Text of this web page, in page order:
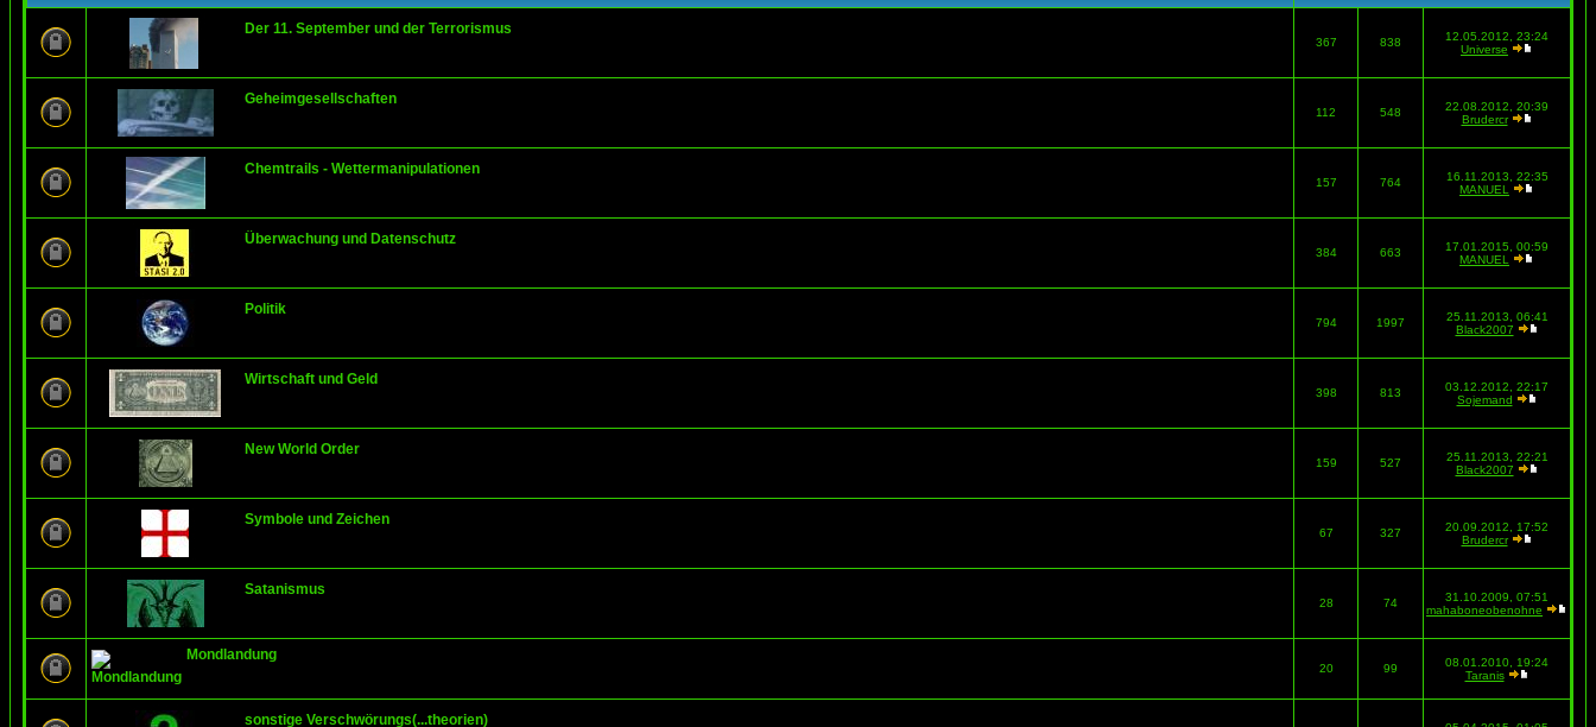
Der 11. September und der Terrorismus
367 838
12.05.2012, 23:24
Universe
Geheimgesellschaften
112 548
22.08.2012, 20:39
Brudercr
Chemtrails - Wettermanipulationen
157 764
16.11.2013, 22:35
MANUEL
Überwachung und Datenschutz
384 663
17.01.2015, 00:59
MANUEL
Politik
794 1997
25.11.2013, 06:41
Black2007
Wirtschaft und Geld
398 813
03.12.2012, 22:17
Sojemand
New World Order
159 527
25.11.2013, 22:21
Black2007
Symbole und Zeichen
67 327
20.09.2012, 17:52
Brudercr
Satanismus
28 74
31.10.2009, 07:51
mahaboneobenohne
Mondlandung
20 99
08.01.2010, 19:24
Taranis
sonstige Verschwörungs(...theorien)